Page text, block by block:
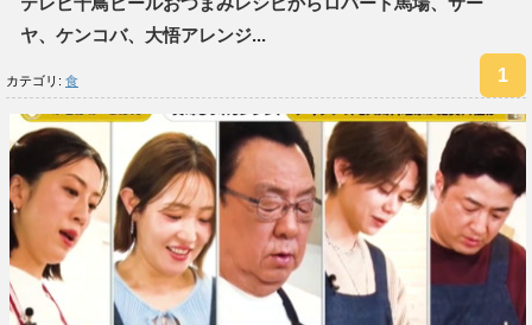
ヤ、ケンコバ、大悟アレンジ...
カテゴリ: 食